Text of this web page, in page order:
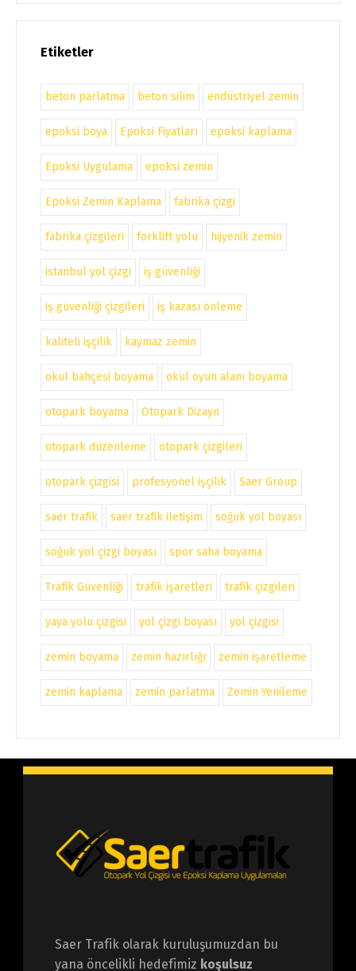
Etiketler
beton parlatma beton silim endüstriyel zemin
epoksi boya Epoksi Fiyatları epoksi kaplama
Epoksi Uygulama epoksi zemin
Epoksi Zemin Kaplama fabrika çizgi
fabrika çizgileri forklift yolu hijyenik zemin
istanbul yol çizgi iş güvenliği
iş güvenliği çizgileri iş kazası önleme
kaliteli işçilik kaymaz zemin
okul bahçesi boyama okul oyun alanı boyama
otopark boyama Otopark Dizayn
otopark düzenleme otopark çizgileri
otopark çizgisi profesyonel işçilik Saer Group
saer trafik saer trafik iletişim soğuk yol boyası
soğuk yol çizgi boyası spor saha boyama
Trafik Güvenliği trafik işaretleri trafik çizgileri
yaya yolu çizgisi yol çizgi boyası yol çizgisi
zemin boyama zemin hazırlığı zemin işaretleme
zemin kaplama zemin parlatma Zemin Yenileme
Saer Trafik olarak kuruluşumuzdan bu
yana öncelikli hedefimiz koşulsuz